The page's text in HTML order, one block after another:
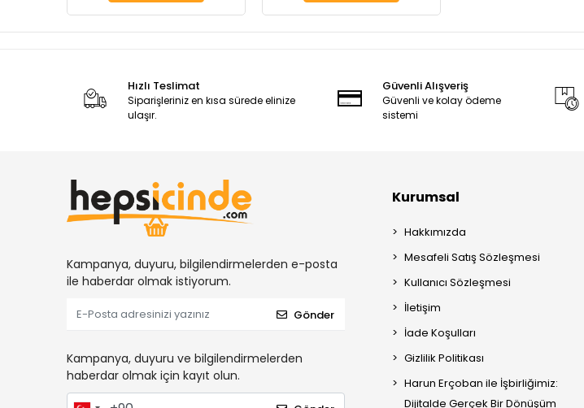
Hızlı Teslimat
Siparişleriniz en kısa sürede elinize
ulaşır.
Güvenli Alışveriş
Güvenli ve kolay ödeme
sistemi
Kampanya, duyuru, bilgilendirmelerden e-posta
ile haberdar olmak istiyorum.
Gönder
Kampanya, duyuru ve bilgilendirmelerden
haberdar olmak için kayıt olun.
Kurumsal
Hakkımızda
Mesafeli Satış Sözleşmesi
Kullanıcı Sözleşmesi
İletişim
İade Koşulları
Gizlilik Politikası
Harun Erçoban ile İşbirliğimiz:
Dijitalde Gerçek Bir Dönüşüm